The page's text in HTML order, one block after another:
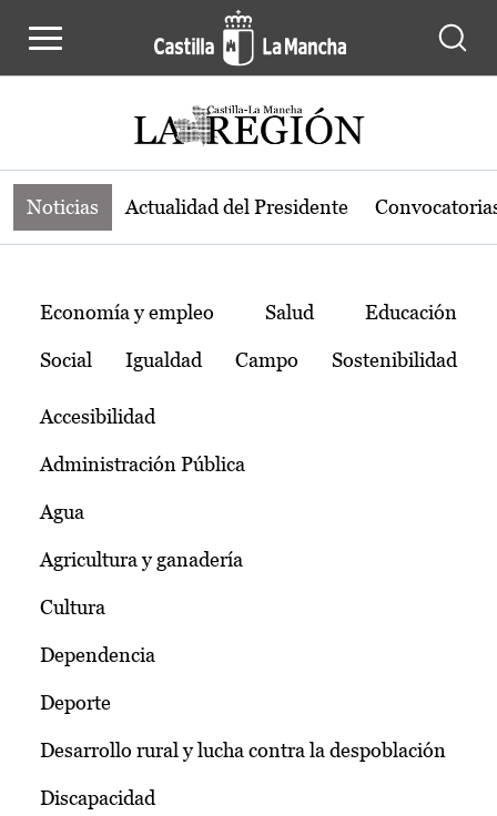
Noticias de la región de Castilla-La
Noticias Actualidad del Presidente
Temas
Economía y empleo Salud Educación
Social Igualdad Campo Sostenibilidad
Accesibilidad
Administración Pública
Agua
Agricultura y ganadería
Cultura
Dependencia
Deporte
Desarrollo rural y lucha contra la despoblación
Discapacidad